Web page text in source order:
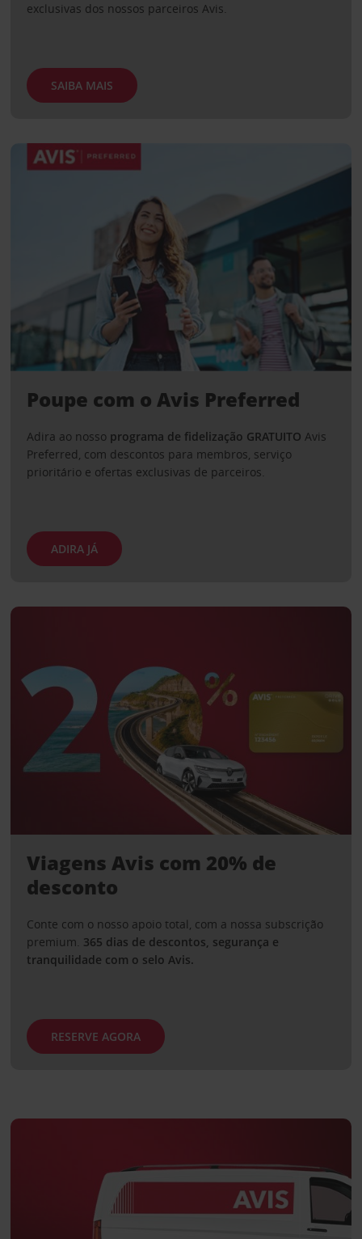
exclusivas dos nossos parceiros Avis.
SAIBA MAIS
Poupe com o Avis Preferred
Adira ao nosso programa de fidelização GRATUITO Avis
Preferred, com descontos para membros, serviço
prioritário e ofertas exclusivas de parceiros.
ADIRA JÁ
Viagens Avis com 20% de
desconto
Conte com o nosso apoio total, com a nossa subscrição
premium. 365 dias de descontos, segurança e
tranquilidade com o selo Avis.
RESERVE AGORA